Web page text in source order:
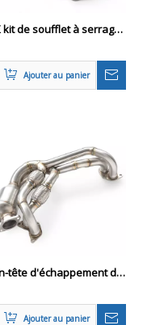
kit de soufflet à serrage
Ajouter au panier
tête d'échappement de
GR86 2020-2024
Ajouter au panier